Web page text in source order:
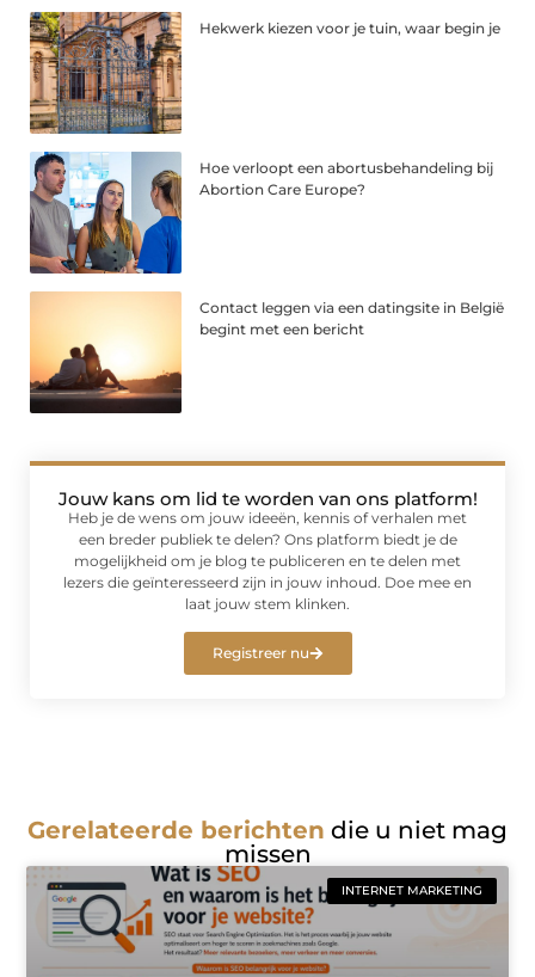
Hekwerk kiezen voor je tuin, waar begin je
Hoe verloopt een abortusbehandeling bij
Abortion Care Europe?
Contact leggen via een datingsite in België
begint met een bericht
Jouw kans om lid te worden van ons platform!
Heb je de wens om jouw ideeën, kennis of verhalen met
een breder publiek te delen? Ons platform biedt je de
mogelijkheid om je blog te publiceren en te delen met
lezers die geïnteresseerd zijn in jouw inhoud. Doe mee en
laat jouw stem klinken.
Registreer nu
Gerelateerde berichten die u niet mag
missen
INTERNET MARKETING